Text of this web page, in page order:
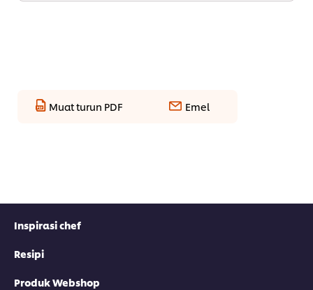
Muat turun PDF Emel
Inspirasi chef
Resipi
Produk Webshop